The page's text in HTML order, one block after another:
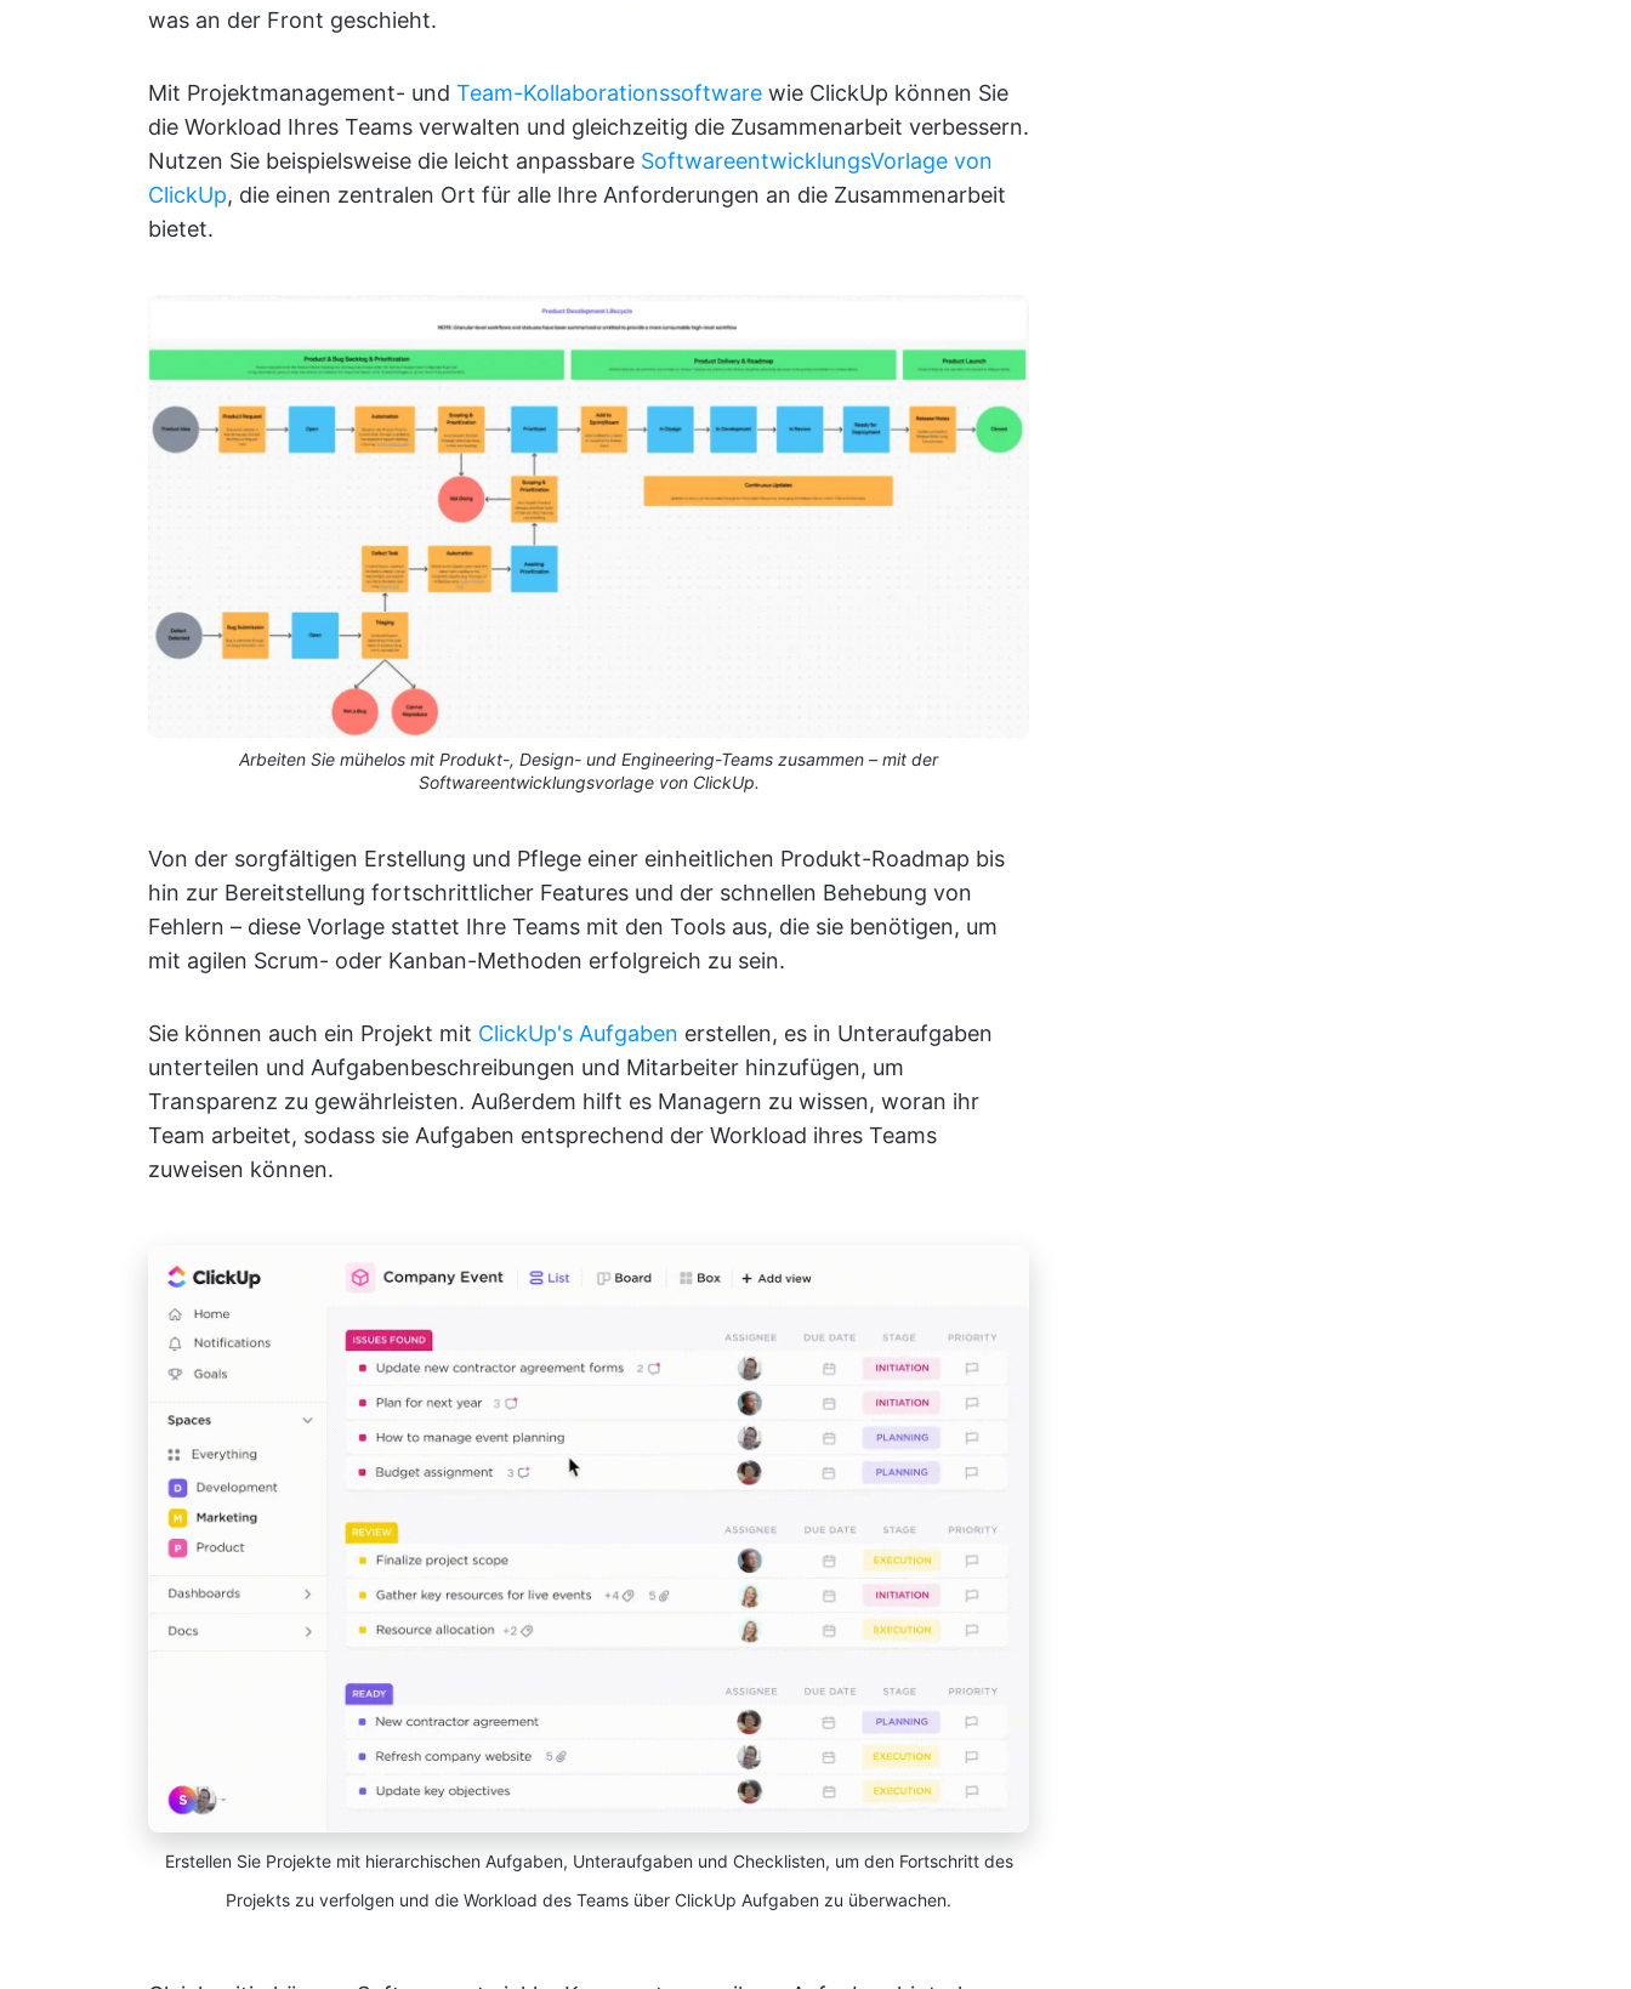
was an der Front geschieht.
Mit Projektmanagement- und Team-Kollaborationssoftware wie ClickUp können Sie
die Workload Ihres Teams verwalten und gleichzeitig die Zusammenarbeit verbessern.
Nutzen Sie beispielsweise die leicht anpassbare SoftwareentwicklungsVorlage von
ClickUp, die einen zentralen Ort für alle Ihre Anforderungen an die Zusammenarbeit
bietet.
Arbeiten Sie mühelos mit Produkt-, Design- und Engineering-Teams zusammen – mit der
Softwareentwicklungsvorlage von ClickUp.
Von der sorgfältigen Erstellung und Pflege einer einheitlichen Produkt-Roadmap bis
hin zur Bereitstellung fortschrittlicher Features und der schnellen Behebung von
Fehlern – diese Vorlage stattet Ihre Teams mit den Tools aus, die sie benötigen, um
mit agilen Scrum- oder Kanban-Methoden erfolgreich zu sein.
Sie können auch ein Projekt mit ClickUp's Aufgaben erstellen, es in Unteraufgaben
unterteilen und Aufgabenbeschreibungen und Mitarbeiter hinzufügen, um
Transparenz zu gewährleisten. Außerdem hilft es Managern zu wissen, woran ihr
Team arbeitet, sodass sie Aufgaben entsprechend der Workload ihres Teams
zuweisen können.
Erstellen Sie Projekte mit hierarchischen Aufgaben, Unteraufgaben und Checklisten, um den Fortschritt des
Projekts zu verfolgen und die Workload des Teams über ClickUp Aufgaben zu überwachen.